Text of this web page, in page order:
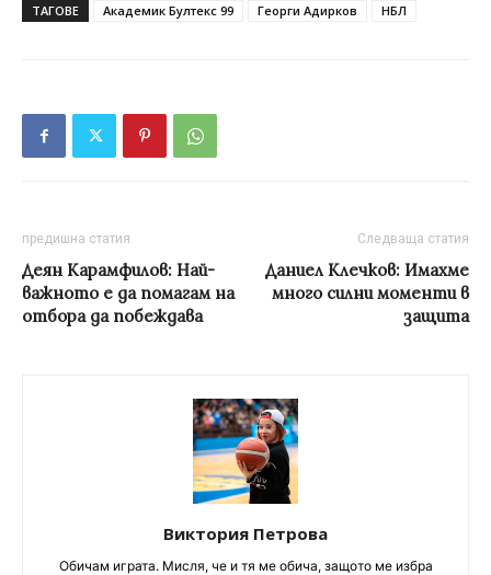
ТАГОВЕ
Академик Бултекс 99 Георги Адирков НБЛ
предишна статия
Деян Карамфилов: Най-
важното е да помагам на
отбора да побеждава
Следваща статия
Даниел Клечков: Имахме
много силни моменти в
защита
Виктория Петрова
Обичам играта. Мисля, че и тя ме обича, защото ме избра